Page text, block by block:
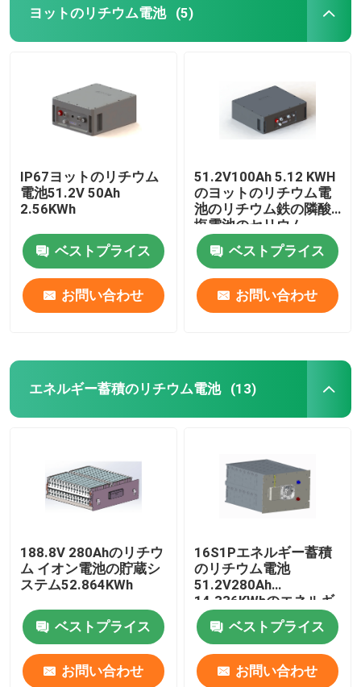
ヨットのリチウム電池 (5)
IP67ヨットのリチウム
電池51.2V 50Ah
2.56KWh
ベストプライス
お問い合わせ
51.2V100Ah 5.12 KWH
のヨットのリチウム電
池のリチウム鉄の隣酸
塩電池のセリウム
ベストプライス
お問い合わせ
エネルギー蓄積のリチウム電池 (13)
188.8V 280Ahのリチウ
ム イオン電池の貯蔵シ
ステム52.864KWh
ベストプライス
お問い合わせ
16S1Pエネルギー蓄積
のリチウム電池
51.2V280Ah
14.336KWhのエネルギ
ー蓄積 システム
ベストプライス
お問い合わせ